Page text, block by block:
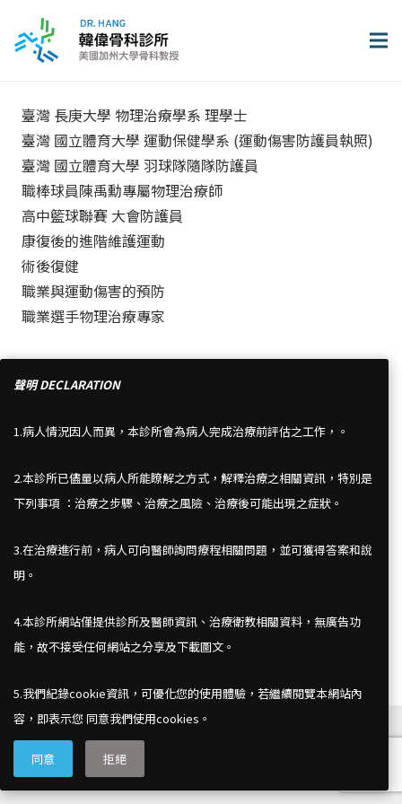
臺灣 長庚大學 物理治療學系 理學士
臺灣 國立體育大學 運動保健學系 (運動傷害防護員執照)
臺灣 國立體育大學 羽球隊隨隊防護員
職棒球員陳禹勳專屬物理治療師
高中籃球聯賽 大會防護員
康復後的進階維護運動
術後復健
職業與運動傷害的預防
職業選手物理治療專家
台北市中山北路5段506號 7 樓
傳真：(02) 2888-1156
聲明 DECLARATION
1.病人情況因人而異，本診所會為病人完成治療前評估之工作，。
2.本診所已儘量以病人所能瞭解之方式，解釋治療之相關資訊，特別是
下列事項 ：治療之步驟、治療之風險、治療後可能出現之症狀。
3.在治療進行前，病人可向醫師詢問療程相關問題，並可獲得答案和說
明。
4.本診所網站僅提供診所及醫師資訊、治療衛教相關資料，無廣告功
能，故不接受任何網站之分享及下載圖文。
5.我們紀錄cookie資訊，可優化您的使用體驗，若繼續閱覽本網站內
容，即表示您 同意我們使用cookies。
同意 拒絕